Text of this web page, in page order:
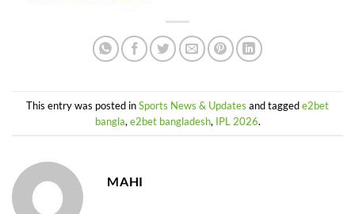
This entry was posted inSports News & Updates and taggede2bet
bangla, e2bet bangladesh, IPL 2026.
MAHI